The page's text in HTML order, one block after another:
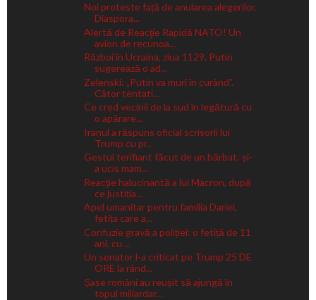
Noi proteste față de anularea alegerilor.
Diaspora...
Alertă de Reacţie Rapidă NATO! Un
avion de recunoa...
Război în Ucraina, ziua 1129. Putin
sugerează o ad...
Zelenski: „Putin va muri în curând”.
Câtor tentati...
Ce cred vecinii de la sud în legătură cu
o apărare...
Iranul a răspuns oficial scrisorii lui
Trump cu pr...
Gestul terifiant făcut de un bărbat: și-
a ucis mam...
Reacție halucinantă a lui Macron, după
ce justiția...
Apel umanitar pentru familia Dariei,
fetița care a...
Confuzie gravă a poliției: o fetiță de 11
ani, cu ...
Un senator l-a criticat pe Trump 25 DE
ORE la rând...
Șase români au reușit să ajungă în
topul miliardar...